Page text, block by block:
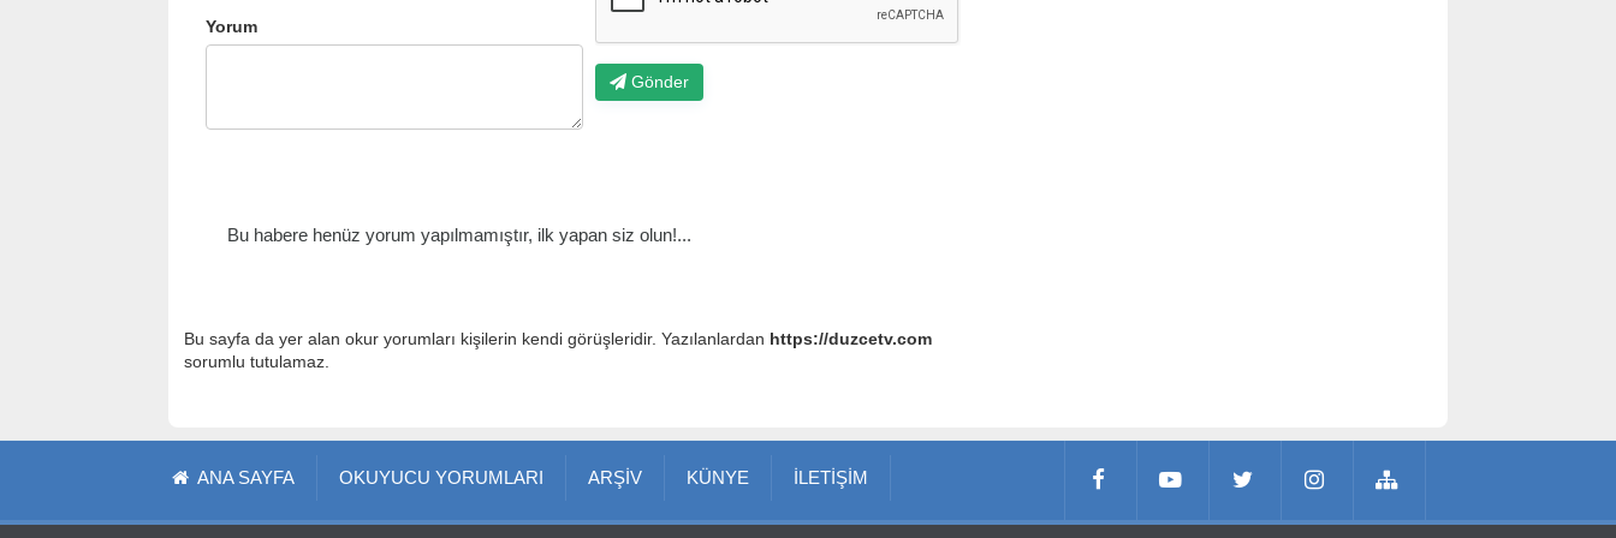
Yorum
Gönder
Bu habere henüz yorum yapılmamıştır, ilk yapan siz olun!...
Bu sayfa da yer alan okur yorumları kişilerin kendi görüşleridir. Yazılanlardan https://duzcetv.com
sorumlu tutulamaz.
ANA SAYFA OKUYUCU YORUMLARI ARŞİV KÜNYE İLETİŞİM